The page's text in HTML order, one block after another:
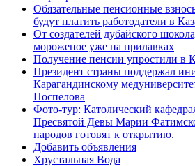
Обязательные пенсионные
будут платить работодатели в
От создателей дубайского
мороженое уже на прилавках
Получение пенсии упростили в
Президент страны поддержал
Карагандинскому
Поспелова
Фото-тур: Католический
Пресвятой Девы Марии
народов готовят к открытию.
Добавить объявления
Хрустальная Вода